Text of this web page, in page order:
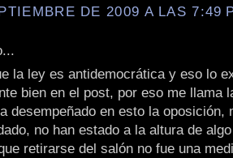
DE 2009 A LAS 7:49
la ley es antidemocrática y eso lo
bien en el post, por eso me llama
desempeñado en esto la oposición,
no han estado a la altura de
retirarse del salón no fue una